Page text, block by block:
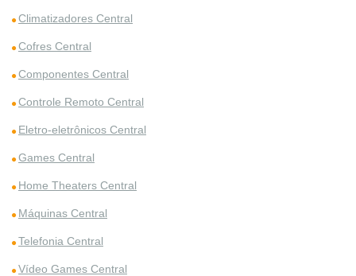
Climatizadores Central
Cofres Central
Componentes Central
Controle Remoto Central
Eletro-eletrônicos Central
Games Central
Home Theaters Central
Máquinas Central
Telefonia Central
Vídeo Games Central